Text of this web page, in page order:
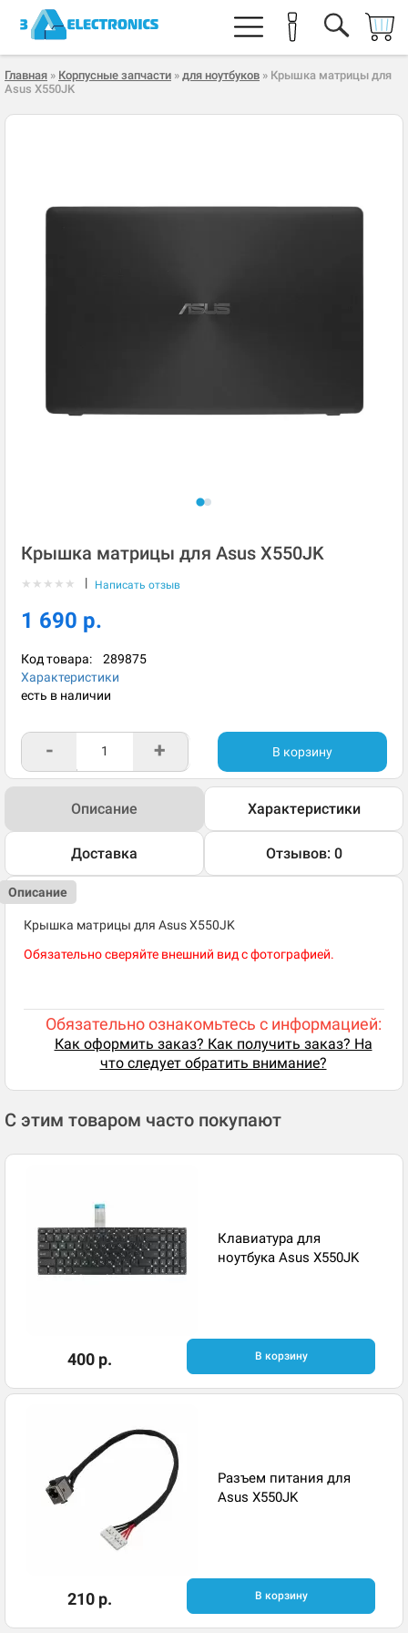
Главная » Корпусные запчасти » для ноутбуков » Крышка матрицы для
Asus X550JK
Крышка матрицы для Asus X550JK
★ ★ ★ ★ ★ | Написать отзыв
1 690 р.
Код товара: 289875
Характеристики
есть в наличии
- + В корзину
Описание Характеристики
Доставка Отзывов: 0
Описание
Крышка матрицы для Asus X550JK
Обязательно сверяйте внешний вид с фотографией.
Обязательно ознакомьтесь с информацией:
Как оформить заказ? Как получить заказ? На
что следует обратить внимание?
С этим товаром часто покупают
Клавиатура для
ноутбука Asus X550JK
400 р. В корзину
Разъем питания для
Asus X550JK
210 р. В корзину